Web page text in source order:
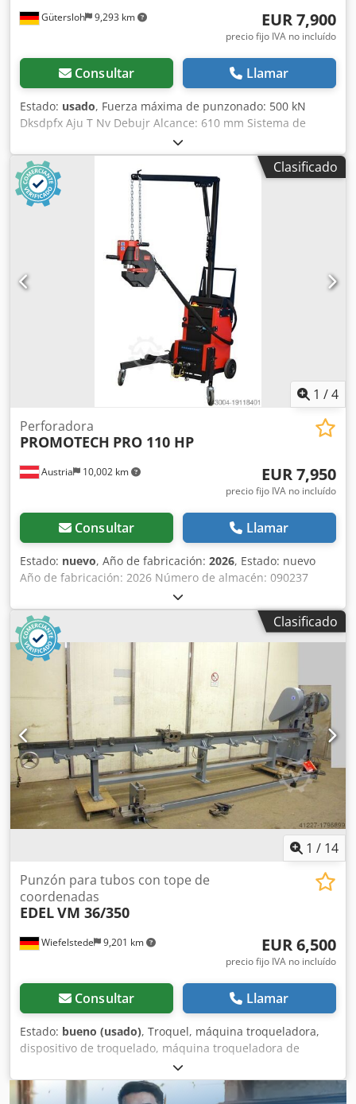
Gütersloh 9,293 km EUR 7,900
precio fijo IVA no incluído
Consultar Llamar
Estado: usado, Fuerza máxima de punzonado: 500 kN
Dksdpfx Aju T Nv Debujr Alcance: 610 mm Sistema de
cambio rápido Carrera ajustable de forma variable Incluye
un surtido de punzones y matrices Peso: 1700 kg En muy
buen estado.
Clasificado
1 /4
Austria 10,002 km
Perforadora
PROMOTECH PRO 110 HP
EUR 7,950
precio fijo IVA no incluído
Consultar Llamar
Estado: nuevo, Año de fabricación: 2026, Estado: nuevo
Año de fabricación: 2026 Número de almacén: 090237
Plazo de entrega: inmediato, sujeto a venta previa País de
origen: Polonia Precio: 7950 € Cuota de arrendamiento:
153,44 € Disponibilidad en almacén: 1 unidad Fuerza de
punzonado: 47 toneladas Salida: 110 mm Diámetro
máximo del orificio: 27 mm Tamaño máximo del orificio
alargado: 25 x 18 mm Tiempo de punzonado: 8 segundos
Grosor máximo de la chapa (acero de construcción): 16 mm
Presión de trabajo: 700 bar Longitud: 479 mm Anchura:
135 mm Altura: 388 mm Peso: 117 kg UNIDAD DE
POTENCIA HIDRÁULICA MÓVIL Doble acción: proceso de
punzonado totalmente automático y retorno
Dsdpfswirmbex Abuekr Rango de punzonado: diámetro de
orificio hasta 27 mm Sistema de control inteligente con
ajuste y detección automática de la fuerza Indicador de
modo Protección contra el arranque accidental OPCIONES:
Estructura de soporte para la estación de punzonado, para
una mayor productividad y comodidad de uso € 710,-
Clasificado
1 / 14
Wiefelstede 9,201 km
Punzón para tubos con tope de
coordenadas
EDELVM 36/350
EUR 6,500
precio fijo IVA no incluído
Consultar Llamar
Estado: bueno (usado), Troquel, máquina troqueladora,
dispositivo de troquelado, máquina troqueladora de
orificios, troqueladora de orificios, troqueladora copiadora,
troqueladora de tope, troqueladora de orificios,
troqueladora excéntrica, troqueladora de orificios en línea,